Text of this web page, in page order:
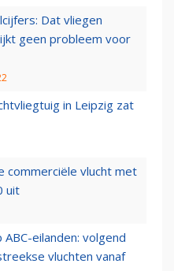
Dat vliegen
geen probleem voor
in Leipzig zat
commerciële vlucht met
uit
eilanden: volgend
vluchten vanaf